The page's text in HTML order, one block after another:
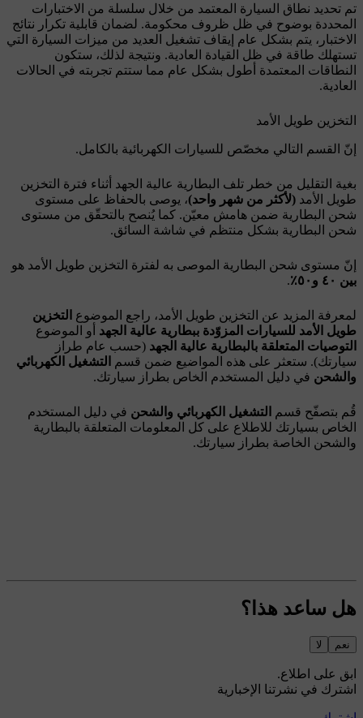
تم تحديد نطاق السيارة المعتمد من خلال سلسلة من الاختبارات
المحددة بوضوح في ظل ظروف محكومة. لضمان قابلية تكرار نتائج
الاختبار، يتم بشكل عام إيقاف تشغيل العديد من ميزات السيارة التي
تستهلك طاقة في ظل القيادة العادية. ونتيجة لذلك، ستكون
النطاقات المعتمدة أطول بشكل عام مما ستتم تجربته في الحالات
العادية.
التخزين طويل الأمد
إنّ القسم التالي مخصّص للسيارات الكهربائية بالكامل.
بغية التقليل من خطر تلف البطارية عالية الجهد أثناء فترة التخزين
طويل الأمد (لأكثر من شهر واحد)، يوصى بالحفاظ على مستوى
شحن البطارية ضمن هامش معيّن. كما يُنصح بالتحقّق من مستوى
شحن البطارية بشكل منتظم في شاشة السائق.
إنّ مستوى شحن البطارية الموصى به لفترة التخزين طويل الأمد هو
بين ٤٠ و٥٠٪
.
لمعرفة المزيد عن التخزين طويل الأمد، راجع الموضوع التخزين
طويل الأمد للسيارات المزوّدة ببطارية عالية الجهد أو الموضوع
التوصيات المتعلقة بالبطارية عالية الجهد (حسب عام طراز
سيارتك). ستعثر على هذه المواضيع ضمن قسم
التشغيل الكهربائي
والشحن في دليل المستخدم الخاص بطراز سيارتك.
قُم بتصفّح قسم التشغيل الكهربائي والشحن في دليل المستخدم
الخاص بسيارتك للاطلاع على كل المعلومات المتعلقة بالبطارية
والشحن الخاصة بطراز سيارتك.
هل ساعد هذا؟
نعم لا